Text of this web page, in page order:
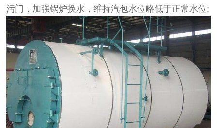
污门，加强锅炉换水，维持汽包水位略低于正常水位;